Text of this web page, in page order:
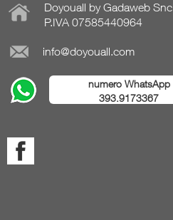
Doyouall by Gadaweb Snc
P.IVA 07585440964
info@doyouall.com
numero WhatsApp
393.9173367